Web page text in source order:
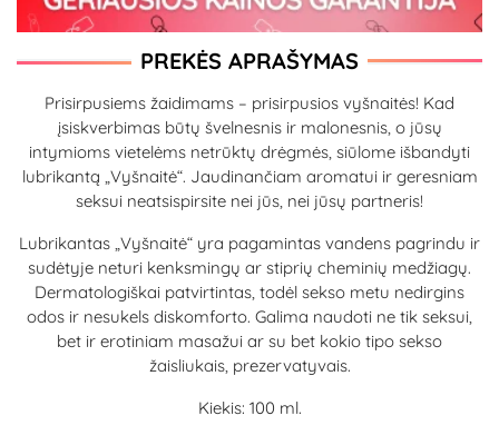
PREKĖS APRAŠYMAS
Prisirpusiems žaidimams – prisirpusios vyšnaitės! Kad
įsiskverbimas būtų švelnesnis ir malonesnis, o jūsų
intymioms vietelėms netrūktų drėgmės, siūlome išbandyti
lubrikantą „Vyšnaitė“. Jaudinančiam aromatui ir geresniam
seksui neatsispirsite nei jūs, nei jūsų partneris!
Lubrikantas „Vyšnaitė“ yra pagamintas vandens pagrindu ir
sudėtyje neturi kenksmingų ar stiprių cheminių medžiagų.
Dermatologiškai patvirtintas, todėl sekso metu nedirgins
odos ir nesukels diskomforto. Galima naudoti ne tik seksui,
bet ir erotiniam masažui ar su bet kokio tipo sekso
žaisliukais, prezervatyvais.
Kiekis: 100 ml.